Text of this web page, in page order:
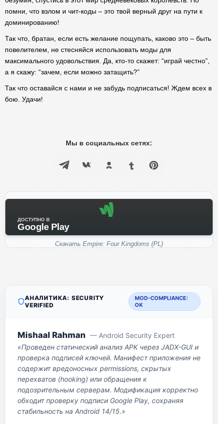
помни, что взлом и чит-коды – это твой верный друг на пути к
доминированию!
Так что, братан, если есть желание пощупать, каково это – быть
повелителем, не стесняйся использовать моды для
максимального удовольствия. Да, кто-то скажет: “играй честно”,
а я скажу: “зачем, если можно затащить?”
Так что оставайся с нами и не забудь подписаться! Ждем всех в
бою. Удачи!
Мы в социальных сетях:
ДОСТУПНО В
Google Play
Скачать Empire: Four Kingdoms (PL)
АНАЛИТИКА: SECURITY
VERIFIED
MOD-COMPLIANCE:
OK
Mishaal Rahman — Android Security Expert
«Проведен статический анализ APK через JADX-GUI и
проверка подписей ключей. Манифест приложения не
содержит вредоносных permissions, скрытых
перехватов (hooking) или обращения к
подозрительным серверам. Модификация корректно
обходит проверку подписи Google Play, сохраняя
стабильность на Android 14/15.»